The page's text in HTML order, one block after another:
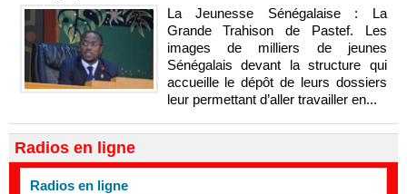
La Jeunesse Sénégalaise : La
Grande Trahison de Pastef. Les
images de milliers de jeunes
Sénégalais devant la structure qui
accueille le dépôt de leurs dossiers
leur permettant d’aller travailler en...
Radios en ligne
Radios en ligne